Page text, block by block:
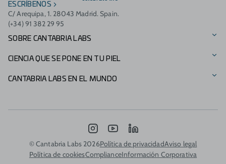
ESCRÍBENOS
C/ Arequipa, 1. 28043 Madrid. Spain.
(+34) 91 382 29 95
SOBRE CANTABRIA LABS
Nuestra Historia
Visión, misión y valores
Compromiso medioambiental
Patrocinios
CIENCIA QUE SE PONE EN TU PIEL
Nuestras marcas
CANTABRIA LABS EN EL MUNDO
Portugal
Marruecos
INSTAGRAM
YOUTUBE
LINKEDIN
© Cantabria Labs 2026Política de privacidadAviso legal
Política de cookiesComplianceInformación Corporativa